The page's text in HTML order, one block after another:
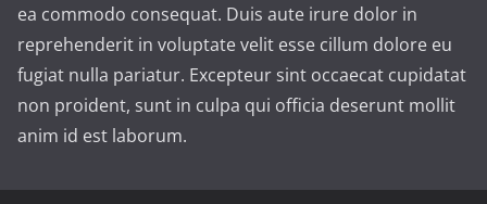
ea commodo consequat. Duis aute irure dolor in
reprehenderit in voluptate velit esse cillum dolore eu
fugiat nulla pariatur. Excepteur sint occaecat cupidatat
non proident, sunt in culpa qui officia deserunt mollit
anim id est laborum.